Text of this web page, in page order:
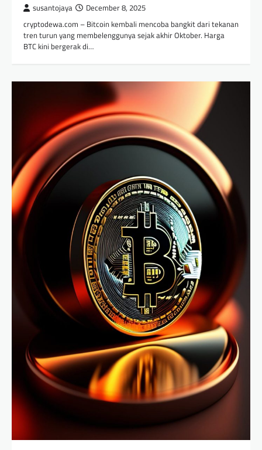
susantojaya December 8, 2025
cryptodewa.com – Bitcoin kembali mencoba bangkit dari tekanan
tren turun yang membelenggunya sejak akhir Oktober. Harga
BTC kini bergerak di…